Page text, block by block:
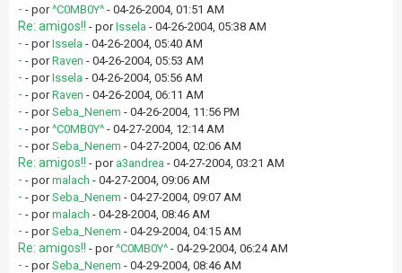
- - por^C0MB0Y^ - 04-26-2004, 01:51 AM
Re: amigos!! - porIssela - 04-26-2004, 05:38 AM
- - porIssela - 04-26-2004, 05:40 AM
- - porRaven - 04-26-2004, 05:53 AM
- - porIssela - 04-26-2004, 05:56 AM
- - porRaven - 04-26-2004, 06:11 AM
- - porSeba_Nenem - 04-26-2004, 11:56 PM
- - por^C0MB0Y^ - 04-27-2004, 12:14 AM
- - porSeba_Nenem - 04-27-2004, 02:06 AM
Re: amigos!! - por a3andrea - 04-27-2004, 03:21 AM
- - pormalach - 04-27-2004, 09:06 AM
- - porSeba_Nenem - 04-27-2004, 09:07 AM
- - pormalach - 04-28-2004, 08:46 AM
- - porSeba_Nenem - 04-29-2004, 04:15 AM
Re: amigos!! - por^C0MB0Y^ - 04-29-2004, 06:24 AM
- - porSeba_Nenem - 04-29-2004, 08:46 AM